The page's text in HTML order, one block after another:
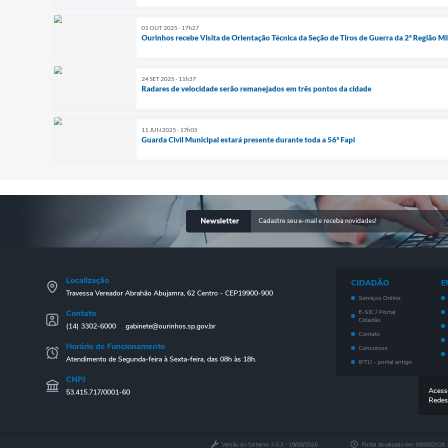
01 OUT 2025 - 17h27
Ourinhos recebe Visita de Orientação Técnica da Seção de Tiros de Guerra da 2ª Região
24 SET 2025 - 11h37
Radares de velocidade serão remanejados em três pontos da cidade
11 JUN 2025 - 17h05
Guarda Civil Municipal estará presente durante toda a 56ª Fapi
Newsletter
Localização
Travessa Vereador Abrahão Abujamra, 62 Centro - CEP19900-900
Contato
(14) 3302-6000 gabinete@ourinhos.sp.gov.br
Horário de Funcionamento
Atendimento de Segunda-feira à Sexta-feira, das 08h às 18h.
CNPJ
53.415.717/0001-60
CIDADÃO
Serviços Online
E-SIC / Portal
Cidadão
Contato
Concursos
IPTU - portal antigo
Versão do Sistema: 3.5.3 - 19/06/2026 Portal atualizado em:08/08/2026